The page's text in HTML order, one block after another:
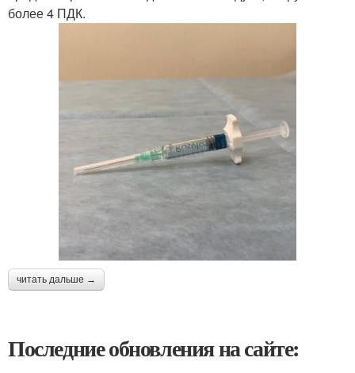
более 4 ПДК.
читать дальше →
Последние обновления на сайте: